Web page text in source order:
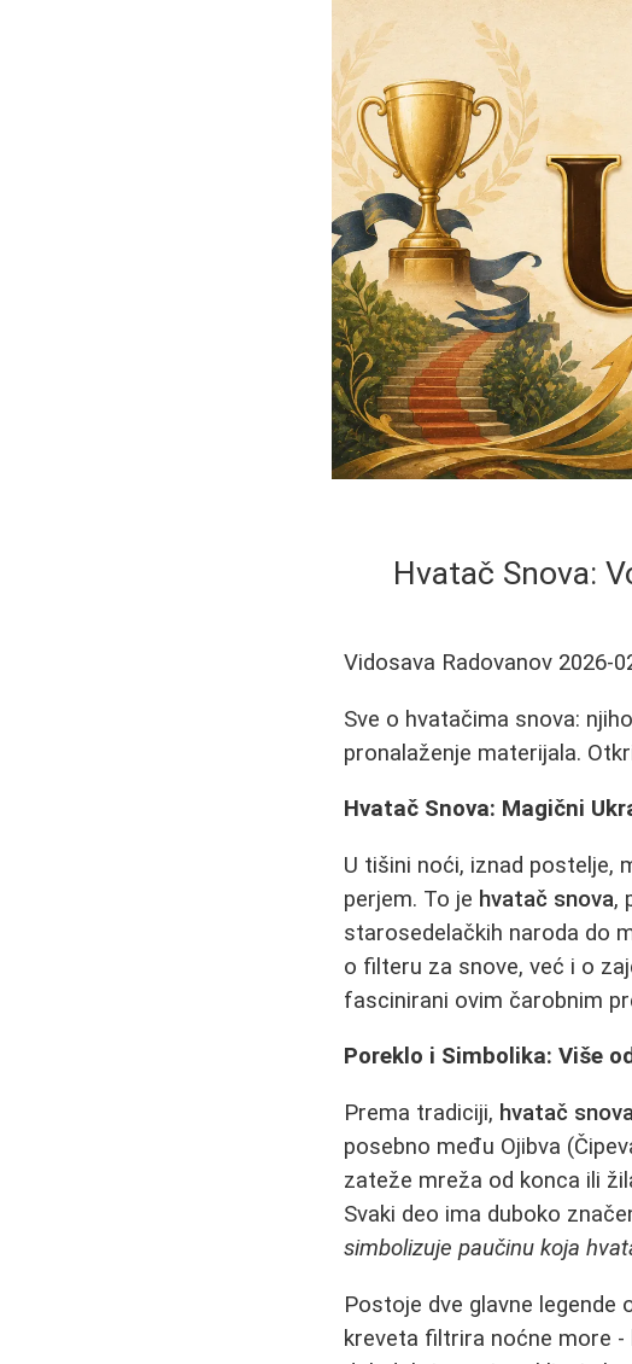
Hvatač Snova:
Vidosava Radovanov 2026-
Sve o hvatačima snova:
pronalaženje materijala.
Hvatač Snova: Magični
U tišini noći, iznad postelje,
perjem. To je hvatač snova,
starosedelačkih naroda do
o filteru za snove, već i o
fascinirani ovim čarobnim
Poreklo i Simbolika: Više
Prema tradiciji, hvatač
posebno među Ojibva
zateže mreža od konca ili
Svaki deo ima duboko
simbolizuje paučinu koja
Postoje dve glavne legende
kreveta filtrira noćne more